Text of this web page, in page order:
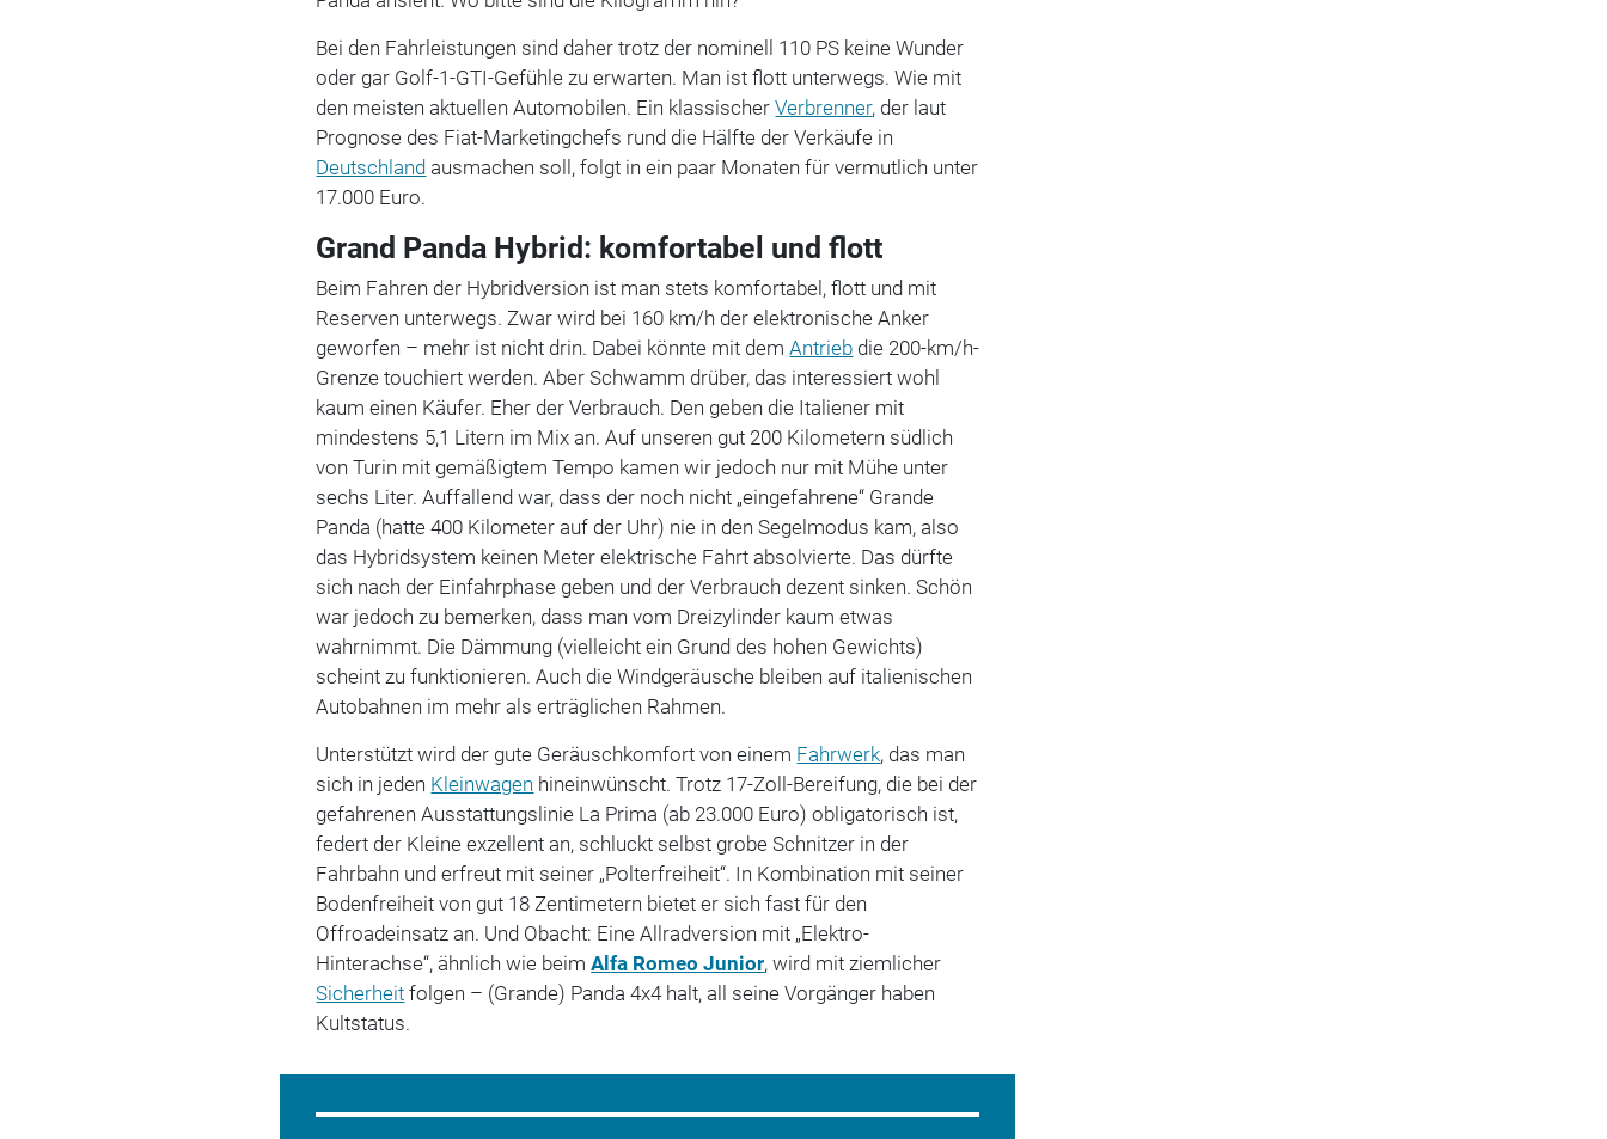
Bei den Fahrleistungen sind daher trotz der nominell 110 PS keine Wunder
oder gar Golf-1-GTI-Gefühle zu erwarten. Man ist flott unterwegs. Wie mit
den meisten aktuellen Automobilen. Ein klassischerVerbrenner, der laut
Prognose des Fiat-Marketingchefs rund die Hälfte der Verkäufe in
Deutschland ausmachen soll, folgt in ein paar Monaten für vermutlich unter
17.000 Euro.
Grand Panda Hybrid: komfortabel und flott
Beim Fahren der Hybridversion ist man stets komfortabel, flott und mit
Reserven unterwegs. Zwar wird bei 160 km/h der elektronische Anker
geworfen – mehr ist nicht drin. Dabei könnte mit demAntrieb die 200-km/h-
Grenze touchiert werden. Aber Schwamm drüber, das interessiert wohl
kaum einen Käufer. Eher der Verbrauch. Den geben die Italiener mit
mindestens 5,1 Litern im Mix an. Auf unseren gut 200 Kilometern südlich
von Turin mit gemäßigtem Tempo kamen wir jedoch nur mit Mühe unter
sechs Liter. Auffallend war, dass der noch nicht „eingefahrene“ Grande
Panda (hatte 400 Kilometer auf der Uhr) nie in den Segelmodus kam, also
das Hybridsystem keinen Meter elektrische Fahrt absolvierte. Das dürfte
sich nach der Einfahrphase geben und der Verbrauch dezent sinken. Schön
war jedoch zu bemerken, dass man vom Dreizylinder kaum etwas
wahrnimmt. Die Dämmung (vielleicht ein Grund des hohen Gewichts)
scheint zu funktionieren. Auch die Windgeräusche bleiben auf italienischen
Autobahnen im mehr als erträglichen Rahmen.
Unterstützt wird der gute Geräuschkomfort von einem Fahrwerk, das man
sich in jeden Kleinwagen hineinwünscht. Trotz 17-Zoll-Bereifung, die bei der
gefahrenen Ausstattungslinie La Prima (ab 23.000 Euro) obligatorisch ist,
federt der Kleine exzellent an, schluckt selbst grobe Schnitzer in der
Fahrbahn und erfreut mit seiner „Polterfreiheit“. In Kombination mit seiner
Bodenfreiheit von gut 18 Zentimetern bietet er sich fast für den
Offroadeinsatz an. Und Obacht: Eine Allradversion mit „Elektro-
Hinterachse“, ähnlich wie beimAlfa Romeo Junior, wird mit ziemlicher
Sicherheit folgen – (Grande) Panda 4x4 halt, all seine Vorgänger haben
Kultstatus.